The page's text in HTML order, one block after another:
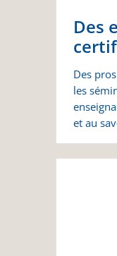
Des
Des
les
et au